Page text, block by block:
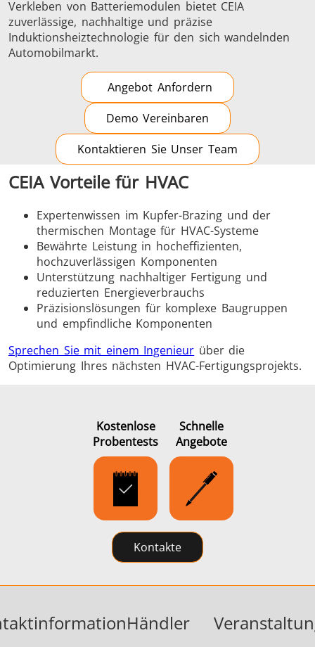
Verkleben von Batteriemodulen bietet CEIA
zuverlässige, nachhaltige und präzise
Induktionsheiztechnologie für den sich wandelnden
Automobilmarkt.
Angebot Anfordern
Demo Vereinbaren
Kontaktieren Sie Unser Team
CEIA Vorteile für HVAC
Expertenwissen im Kupfer-Brazing und der
thermischen Montage für HVAC-Systeme
Bewährte Leistung in hocheffizienten,
hochzuverlässigen Komponenten
Unterstützung nachhaltiger Fertigung und
reduzierten Energieverbrauchs
Präzisionslösungen für komplexe Baugruppen
und empfindliche Komponenten
Sprechen Sie mit einem Ingenieur über die
Optimierung Ihres nächsten HVAC-Fertigungsprojekts.
Kostenlose
Probentests
Schnelle
Angebote
Kontakte
Händler